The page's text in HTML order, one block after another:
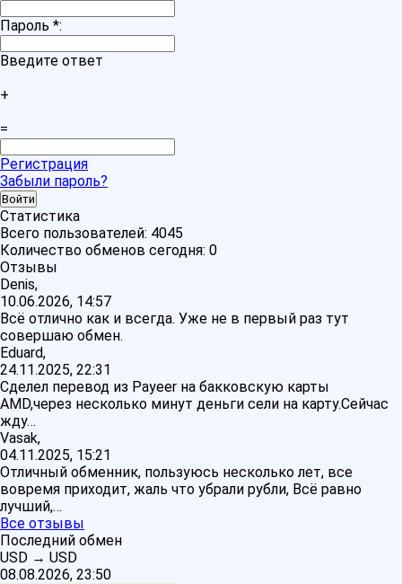
Пароль *:
Введите ответ
+
=
Регистрация
Забыли пароль?
Статистика
Всего пользователей: 4045
Количество обменов сегодня: 0
Отзывы
Denis,
10.06.2026, 14:57
Всё отлично как и всегда. Уже не в первый раз тут
совершаю обмен.
Eduard,
24.11.2025, 22:31
Сделел перевод из Payeer на бакковскую карты
AMD,через несколько минут деньги сели на карту.Сейчас
жду…
Vasak,
04.11.2025, 15:21
Отличный обменник, пользуюсь несколько лет, все
вовремя приходит, жаль что убрали рубли, Всё равно
лучший,…
Все отзывы
Последний обмен
USD → USD
08.08.2026, 23:50